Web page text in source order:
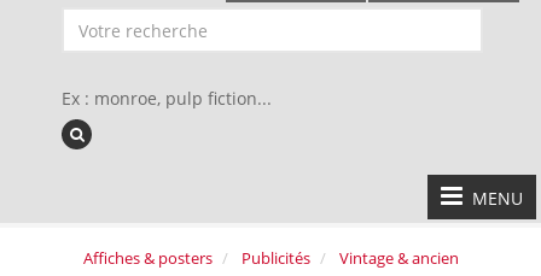
Ex : monroe, pulp fiction...
MENU
Affiches & posters Publicités
Vintage & ancien